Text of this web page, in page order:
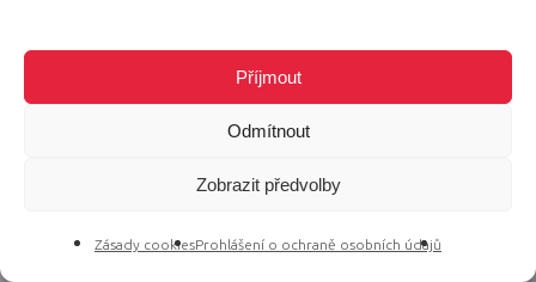
Příjmout
Odmítnout
Zobrazit předvolby
Zásady cookiesProhlášení o ochraně osobních údajů